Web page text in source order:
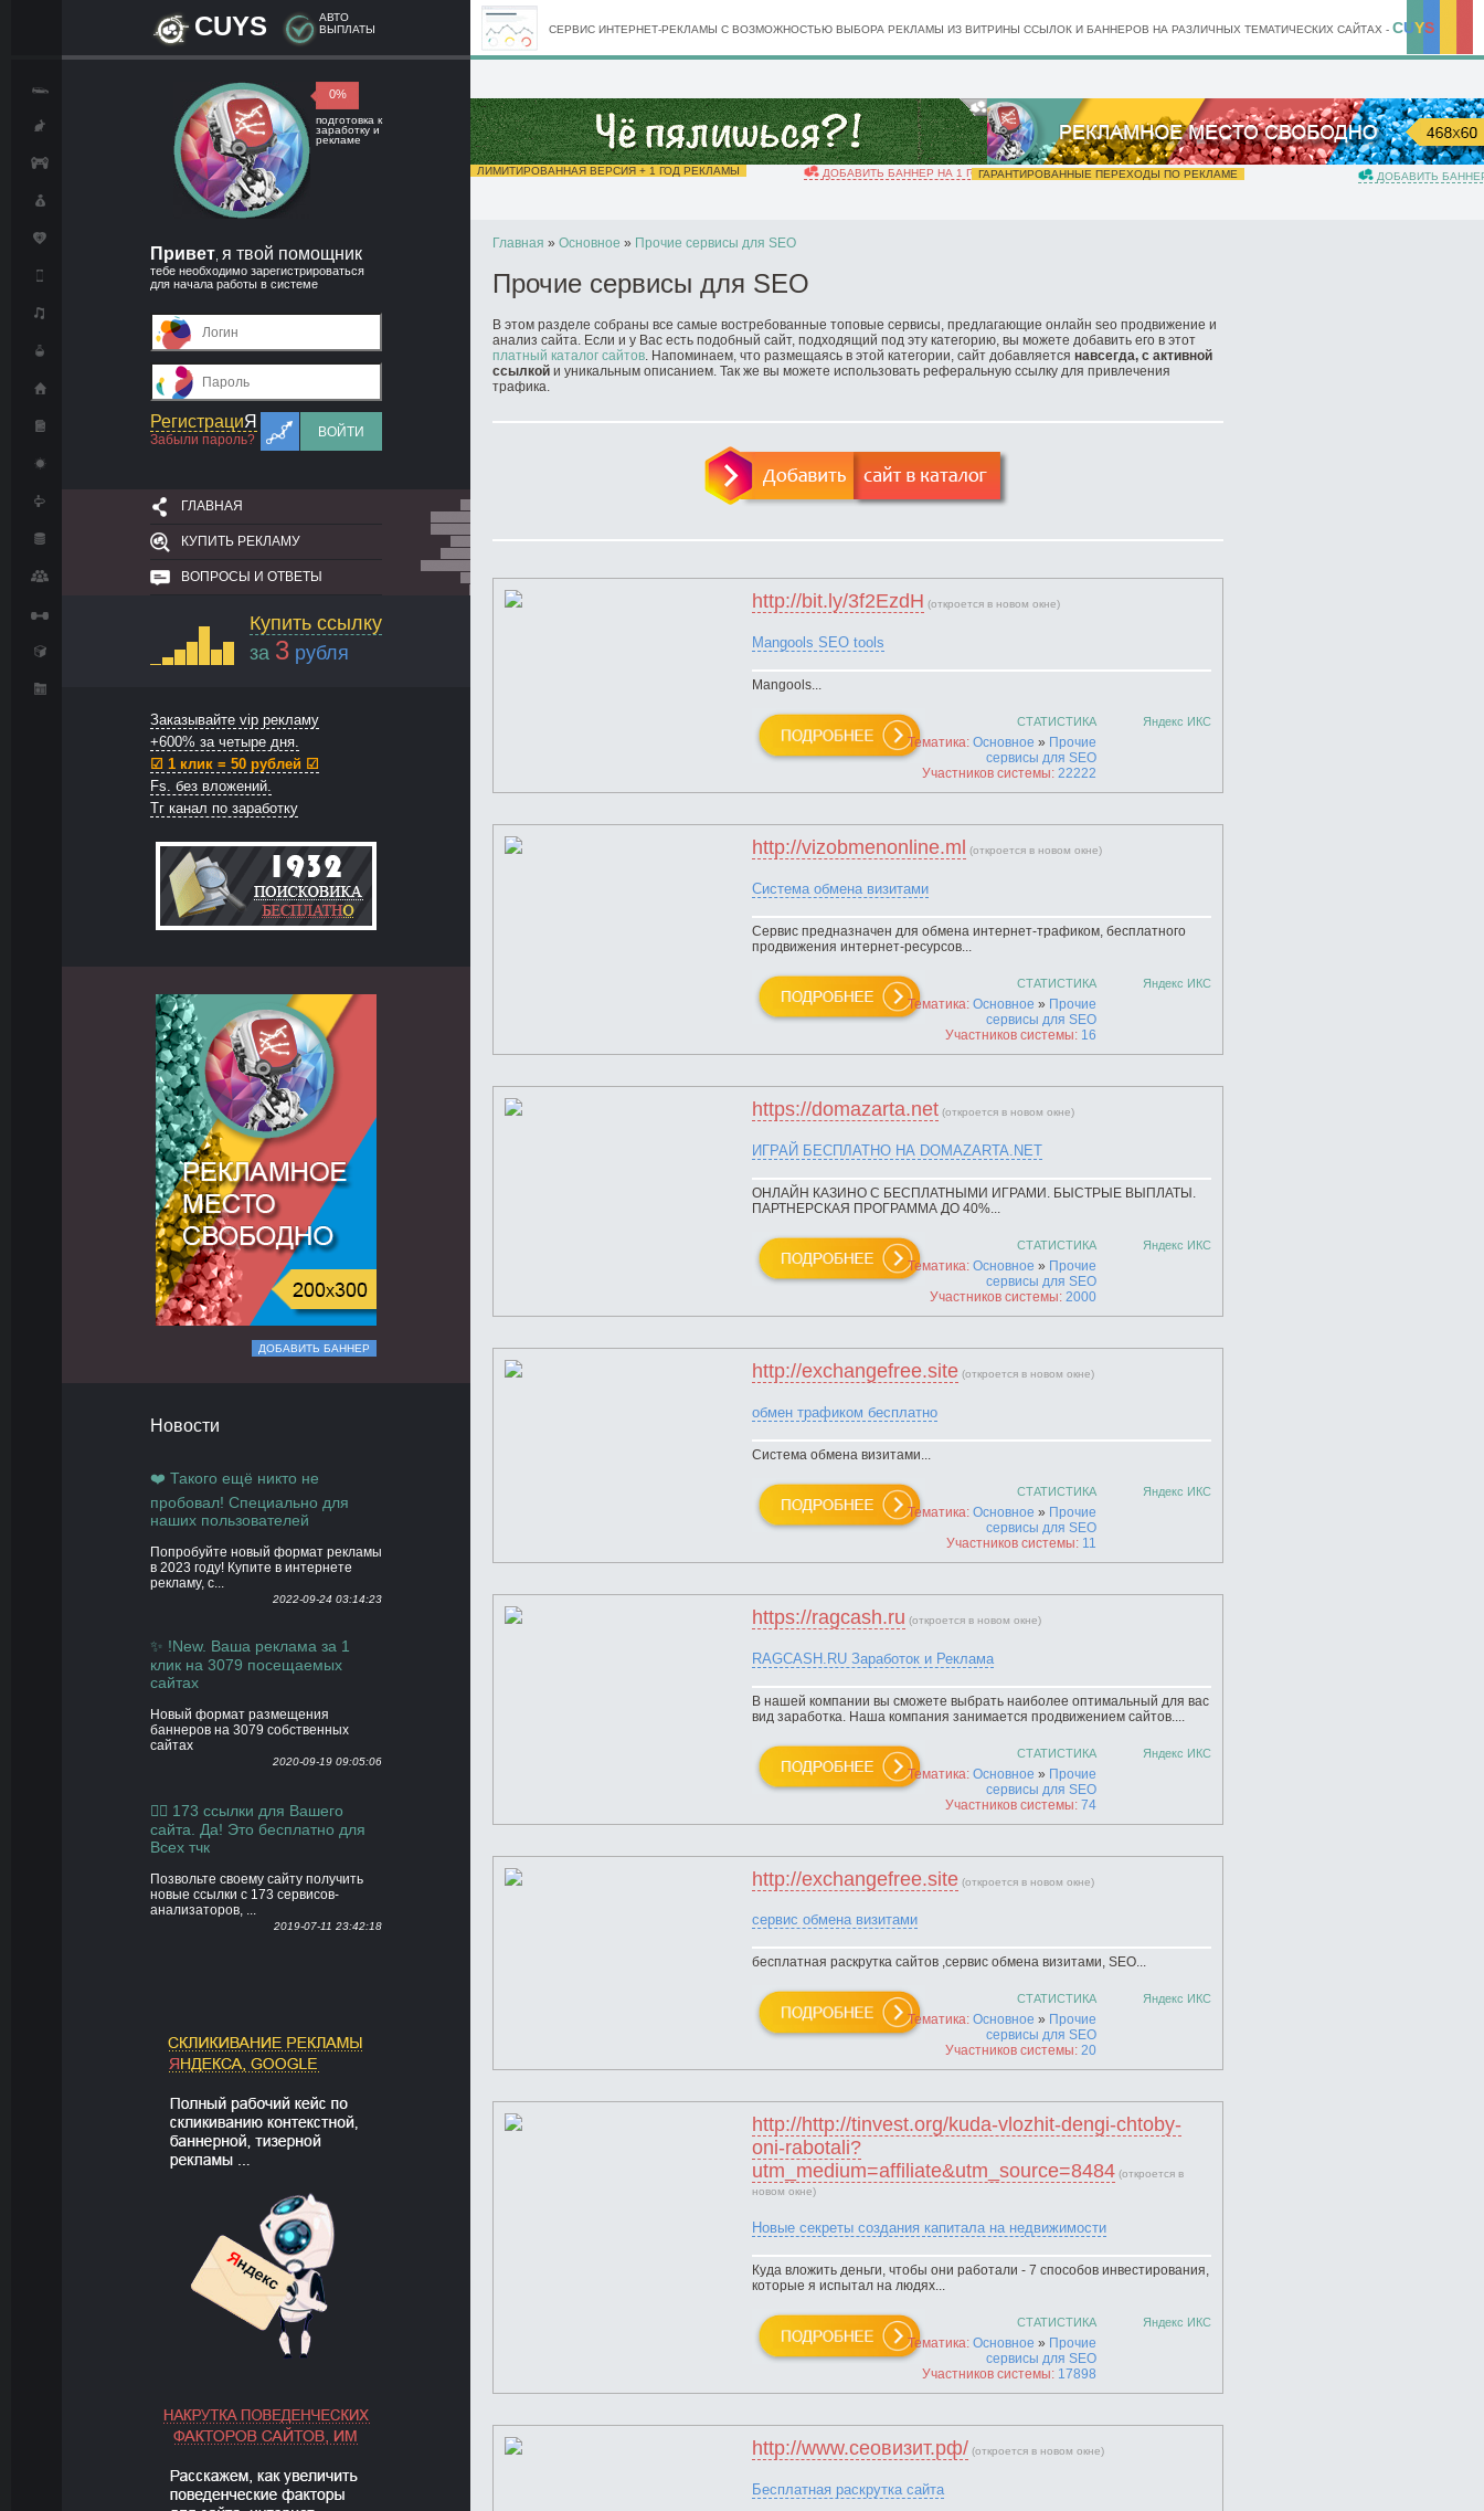
CUYS
АВТО
ВЫПЛАТЫ
0%
подготовка к
заработку и
рекламе
Привет я твой помощник
тебе необходимо зарегистрироваться
для начала работы в системе
РегистрациЯ
Забыли пароль?
ВОЙТИ
ГЛАВНАЯ
КУПИТЬ РЕКЛАМУ
ВОПРОСЫ И ОТВЕТЫ
Купить ссылку
за 3 рубля
Заказывайте vip рекламу
+600% за четыре дня.
☑ 1 клик = 50 рублей ☑
Fs. без вложений.
Тг канал по заработку
ДОБАВИТЬ БАННЕР
Новости
❤️ Такого ещё никто не
пробовал! Специально для
наших пользователей
Попробуйте новый формат рекламы
в 2023 году! Купите в интернете
рекламу, с...
2022-09-24 03:14:23
✨ !New. Ваша реклама за 1
клик на 3079 посещаемых
сайтах
Новый формат размещения
баннеров на 3079 собственных
сайтах
2020-09-19 09:05:06
👍🏻 173 ссылки для Вашего
сайта. Да! Это бесплатно для
Всех тчк
Позвольте своему сайту получить
новые ссылки с 173 сервисов-
анализаторов, ...
2019-07-11 23:42:18
СЕРВИС ИНТЕРНЕТ-РЕКЛАМЫ С ВОЗМОЖНОСТЬЮ ВЫБОРА РЕКЛАМЫ ИЗ ВИТРИНЫ ССЫЛОК И БАННЕРОВ НА РАЗЛИЧНЫХ ТЕМАТИЧЕСКИХ САЙТАХ - CUYS
ЛИМИТИРОВАННАЯ ВЕРСИЯ + 1 ГОД РЕКЛАМЫ ДОБАВИТЬ БАННЕР НА 1 ГОДГАРАНТИРОВАННЫЕ ПЕРЕХОДЫ ПО РЕКЛАМЕ ДОБАВИТЬ
Главная » Основное » Прочие сервисы для SEO
Прочие сервисы для SEO
В этом разделе собраны все самые востребованные топовые сервисы, предлагающие онлайн seo продвижение и
анализ сайта. Если и у Вас есть подобный сайт, подходящий под эту категорию, вы можете добавить его в этот
платный каталог сайтов. Напоминаем, что размещаясь в этой категории, сайт добавляется навсегда, с активной
ссылкой и уникальным описанием. Так же вы можете использовать реферальную ссылку для привлечения
трафика.
http://bit.ly/3f2EzdH (откроется в новом окне)
Mangools SEO tools
Mangools...
СТАТИСТИКА
Тематика: Основное » Прочие
сервисы для SEO
Участников системы: 22222
Яндекс ИКС
http://vizobmenonline.ml (откроется в новом окне)
Система обмена визитами
Сервис предназначен для обмена интернет-трафиком, бесплатного
продвижения интернет-ресурсов...
СТАТИСТИКА
Тематика: Основное » Прочие
сервисы для SEO
Участников системы: 16
Яндекс ИКС
https://domazarta.net (откроется в новом окне)
ИГРАЙ БЕСПЛАТНО НА DOMAZARTA.NET
ОНЛАЙН КАЗИНО С БЕСПЛАТНЫМИ ИГРАМИ. БЫСТРЫЕ ВЫПЛАТЫ.
ПАРТНЕРСКАЯ ПРОГРАММА ДО 40%...
СТАТИСТИКА
Тематика: Основное » Прочие
сервисы для SEO
Участников системы: 2000
Яндекс ИКС
http://exchangefree.site (откроется в новом окне)
обмен трафиком бесплатно
Система обмена визитами...
СТАТИСТИКА
Тематика: Основное » Прочие
сервисы для SEO
Участников системы: 11
Яндекс ИКС
https://ragcash.ru (откроется в новом окне)
RAGCASH.RU Заработок и Реклама
В нашей компании вы сможете выбрать наиболее оптимальный для вас
вид заработка. Наша компания занимается продвижением сайтов....
СТАТИСТИКА
Тематика: Основное » Прочие
сервисы для SEO
Участников системы: 74
Яндекс ИКС
http://exchangefree.site (откроется в новом окне)
сервис обмена визитами
бесплатная раскрутка сайтов ,сервис обмена визитами, SEO...
СТАТИСТИКА
Тематика: Основное » Прочие
сервисы для SEO
Участников системы: 20
Яндекс ИКС
http://http://tinvest.org/kuda-vlozhit-dengi-chtoby-
oni-rabotali?
utm_medium=affiliate&utm_source=8484 (откроется в
новом окне)
Новые секреты создания капитала на недвижимости
Куда вложить деньги, чтобы они работали - 7 способов инвестирования,
которые я испытал на людях...
СТАТИСТИКА
Тематика: Основное » Прочие
сервисы для SEO
Участников системы: 17898
Яндекс ИКС
http://www.сеовизит.рф/ (откроется в новом окне)
Бесплатная раскрутка сайта